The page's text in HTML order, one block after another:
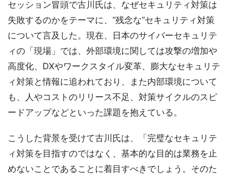
セッション冒頭で古川氏は、なぜセキュリティ対策は
失敗するのかをテーマに、“残念な”セキュリティ対策
について言及した。現在、日本のサイバーセキュリテ
ィの「現場」では、外部環境に関しては攻撃の増加や
高度化、DXやワークスタイル変革、膨大なセキュリテ
ィ対策と情報に追われており、また内部環境について
も、人やコストのリリース不足、対策サイクルのスピ
ードアップなどといった課題を抱えている。
こうした背景を受けて古川氏は、「完璧なセキュリテ
ィ対策を目指すのではなく、基本的な目的は業務を止
めないことであることに着目すべきでしょう。そのた